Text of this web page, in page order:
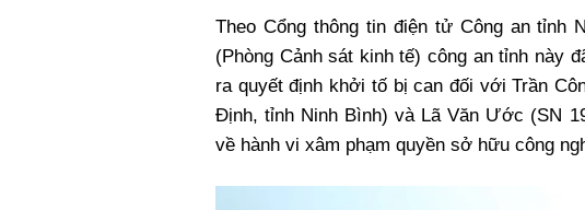
Theo Cổng thông tin điện tử Công an tỉnh
(Phòng Cảnh sát kinh tế) công an tỉnh này
ra quyết định khởi tố bị can đối với Trần
Định, tỉnh Ninh Bình) và Lã Văn Ước (SN
về hành vi xâm phạm quyền sở hữu công